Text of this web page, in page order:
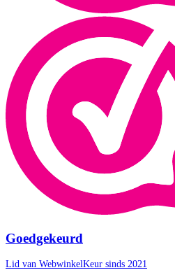
Goedgekeurd
Lid van WebwinkelKeur sinds 2021